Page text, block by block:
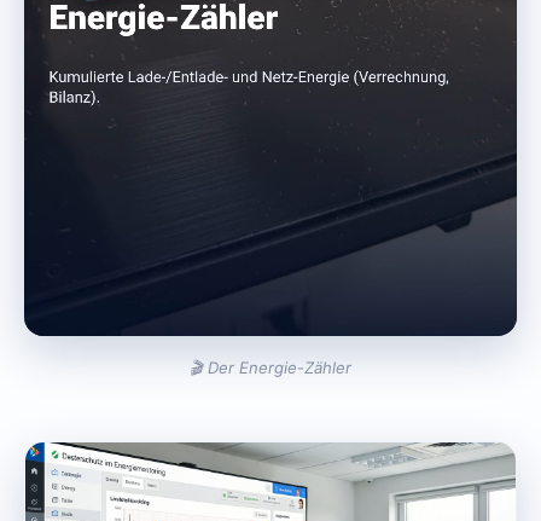
🎬 Der Energie-Zähler